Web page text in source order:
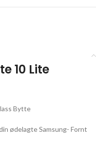
10 Lite
Bytte
ødelagte Samsung- Fornt